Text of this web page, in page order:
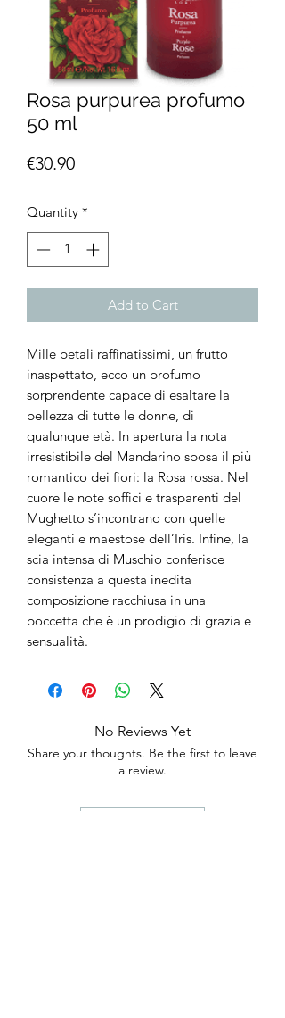
Rosa purpurea profumo
50 ml
€30.90Price
Quantity *
Add to Cart
Mille petali raffinatissimi, un frutto
inaspettato, ecco un profumo
sorprendente capace di esaltare la
bellezza di tutte le donne, di
qualunque età. In apertura la nota
irresistibile del Mandarino sposa il più
romantico dei fiori: la Rosa rossa. Nel
cuore le note soffici e trasparenti del
Mughetto s’incontrano con quelle
eleganti e maestose dell’Iris. Infine, la
scia intensa di Muschio conferisce
consistenza a questa inedita
composizione racchiusa in una
boccetta che è un prodigio di grazia e
sensualità.
No Reviews Yet
Share your thoughts. Be the first to leave
a review.